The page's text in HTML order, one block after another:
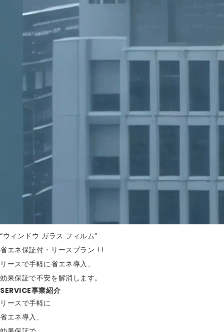
“ウ ィ ン ド ウ ガラス フ ィルム”
省エネ保証付 ・ リ ース プラ ン ! !
リ ース で手軽に省エネ導入、
効果保証で不安を解消 し ま す。
SERVICE事業紹介
リースで手軽に
省エネ導入、